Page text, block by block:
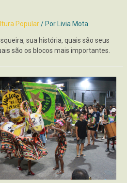
Popular/ PorLivia Mota
sua história, quais são seus
são os blocos mais importantes.